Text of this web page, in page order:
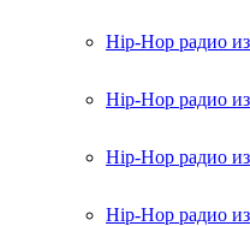
Hip-Hop радио
Hip-Hop радио
Hip-Hop радио
Hip-Hop радио